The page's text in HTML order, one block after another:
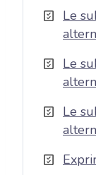
Le
Le
Le